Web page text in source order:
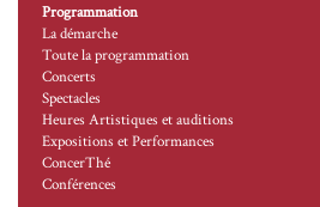
Programmation
La démarche
Toute la programmation
Concerts
Spectacles
Heures Artistiques et auditions
Expositions et Performances
ConcerThé
Conférences